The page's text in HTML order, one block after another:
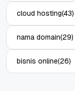
cloud hosting(43)
nama domain(29)
bisnis online(26)